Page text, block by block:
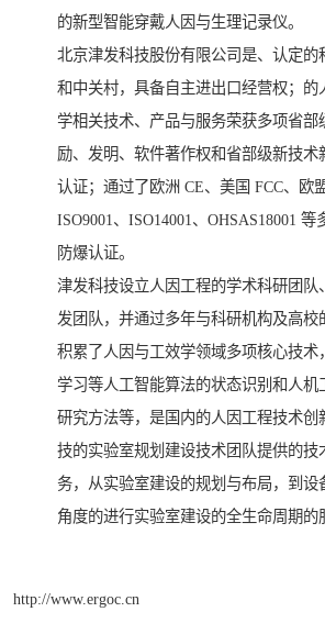
的新型智能穿戴人因与生理记录仪。
北京津发科技股份有限公司是、认定的
和中关村，具备自主进出口经营权；的
学相关技术、产品与服务荣获多项省部
励、发明、软件著作权和省部级新技术
认证；通过了欧洲 CE、美国 FCC、欧盟
ISO9001、ISO14001、OHSAS18001 等
防爆认证。
津发科技设立人因工程的学术科研团队
发团队，并通过多年与科研机构及高校
积累了人因与工效学领域多项核心技术
学习等人工智能算法的状态识别和人机
研究方法等，是国内的人因工程技术创
技的实验室规划建设技术团队提供的技
务，从实验室建设的规划与布局，到设
角度的进行实验室建设的全生命周期的
http://www.ergoc.cn